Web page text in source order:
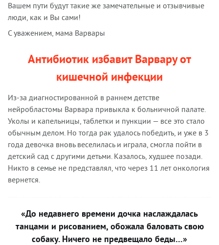
Вашем пути будут такие же замечательные и отзывчивые
люди, как и Вы сами!
С уважением, мама Варвары
Антибиотик избавит Варвару от
кишечной инфекции
Из-за диагностированной в раннем детстве
нейробластомы Варвара привыкла к больничной палате.
Уколы и капельницы, таблетки и пункции — все это стало
обычным делом. Но тогда рак удалось победить, и уже в 3
года девочка вновь веселилась и играла, смогла пойти в
детский сад с другими детьми. Казалось, худшее позади.
Никто в семье не представлял, что через 11 лет онкология
вернется.
«До недавнего времени дочка наслаждалась
танцами и рисованием, обожала баловать свою
собаку. Ничего не предвещало беды…»